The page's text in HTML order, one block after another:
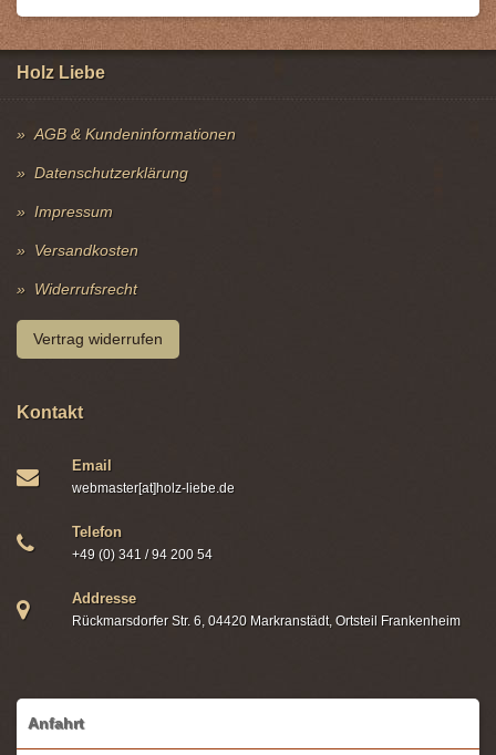
Holz Liebe
AGB & Kundeninformationen
Datenschutzerklärung
Impressum
Versandkosten
Widerrufsrecht
Vertrag widerrufen
Kontakt
Email
webmaster[at]holz-liebe.de
Telefon
+49 (0) 341 / 94 200 54
Addresse
Rückmarsdorfer Str. 6, 04420 Markranstädt, Ortsteil Frankenheim
Anfahrt